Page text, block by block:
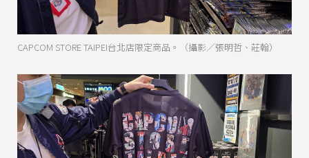
CAPCOM STORE TAIPEI台北店限定商品。（攝影／張明哲、莊翰）